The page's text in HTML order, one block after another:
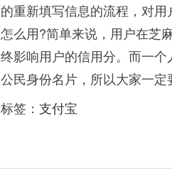
的重新填写信息的流程，对
怎么用?简单来说，用户在芝
终影响用户的信用分。而一
公民身份名片，所以大家一定
标签： 支付宝